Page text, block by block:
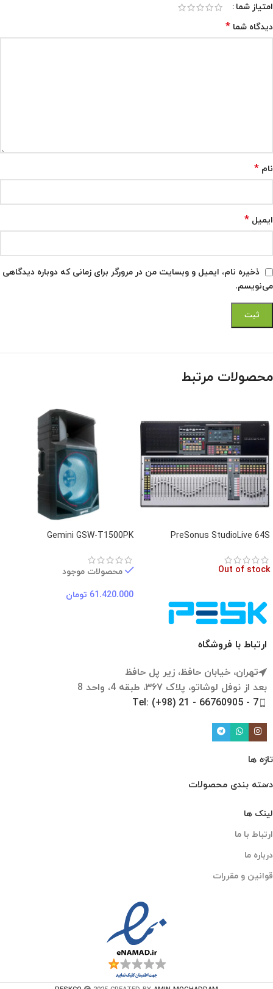
امتیاز شما
دیدگاه شما *
نام *
ایمیل *
ذخیره نام، ایمیل و وبسایت من در مرورگر برای زمانی که دوباره دیدگاهی
می‌نویسم.
محصولات مرتبط
PreSonus StudioLive 64S
Out of stock
Gemini GSW-T1500PK
محصولات موجود
61.420.000 تومان
ارتباط با فروشگاه
تهران، خیابان حافظ، زیر پل حافظ
بعد از نوفل لوشاتو، پلاک ۳۶۷، طبقه 4، واحد 8
Tel: (+98) 21 - 66760905 - 7
تازه ها
دسته بندی محصولات
لینک ها
ارتباط با ما
درباره ما
قوانین و مقررات